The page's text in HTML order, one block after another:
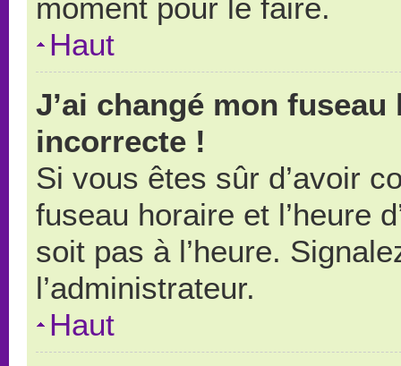
moment pour le faire.
Haut
J’ai changé mon
incorrecte !
Si vous êtes sûr d’avoir
fuseau horaire et l’heure
soit pas à l’heure.
l’administrateur.
Haut